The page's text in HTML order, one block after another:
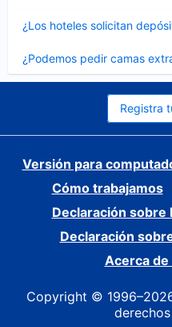
¿Los hoteles solicitan
cerrado
¿Podemos pedir camas
cerrado
Registra
Versión para
Cómo trabajamos
Declaración sobre
Declaración
Acerca
Copyright ©